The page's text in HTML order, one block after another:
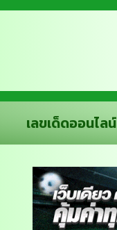
เลขเด็ดออนไลน์